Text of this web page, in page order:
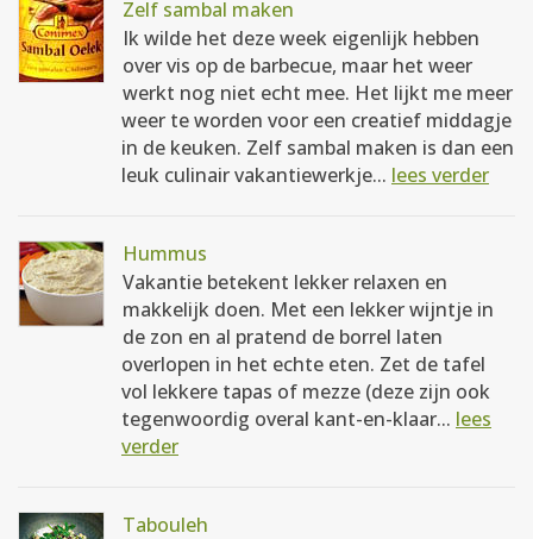
Zelf sambal maken
Ik wilde het deze week eigenlijk hebben
over vis op de barbecue, maar het weer
werkt nog niet echt mee. Het lijkt me meer
weer te worden voor een creatief middagje
in de keuken. Zelf sambal maken is dan een
leuk culinair vakantiewerkje... lees verder
Hummus
Vakantie betekent lekker relaxen en
makkelijk doen. Met een lekker wijntje in
de zon en al pratend de borrel laten
overlopen in het echte eten. Zet de tafel
vol lekkere tapas of mezze (deze zijn ook
tegenwoordig overal kant-en-klaar... lees
verder
Tabouleh